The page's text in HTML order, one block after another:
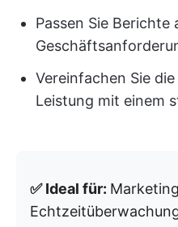
Passen Sie Berichte
Vereinfachen Sie
Leistung mit einem
✅ Ideal für: